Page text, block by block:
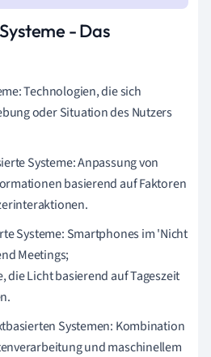
- Das
Technologien, die sich
oder Situation des Nutzers
Systeme: Anpassung von
basierend auf Faktoren
Systeme: Smartphones im 'Nicht
Meetings;
die Licht basierend auf Tageszeit
Systemen: Kombination
und maschinellem